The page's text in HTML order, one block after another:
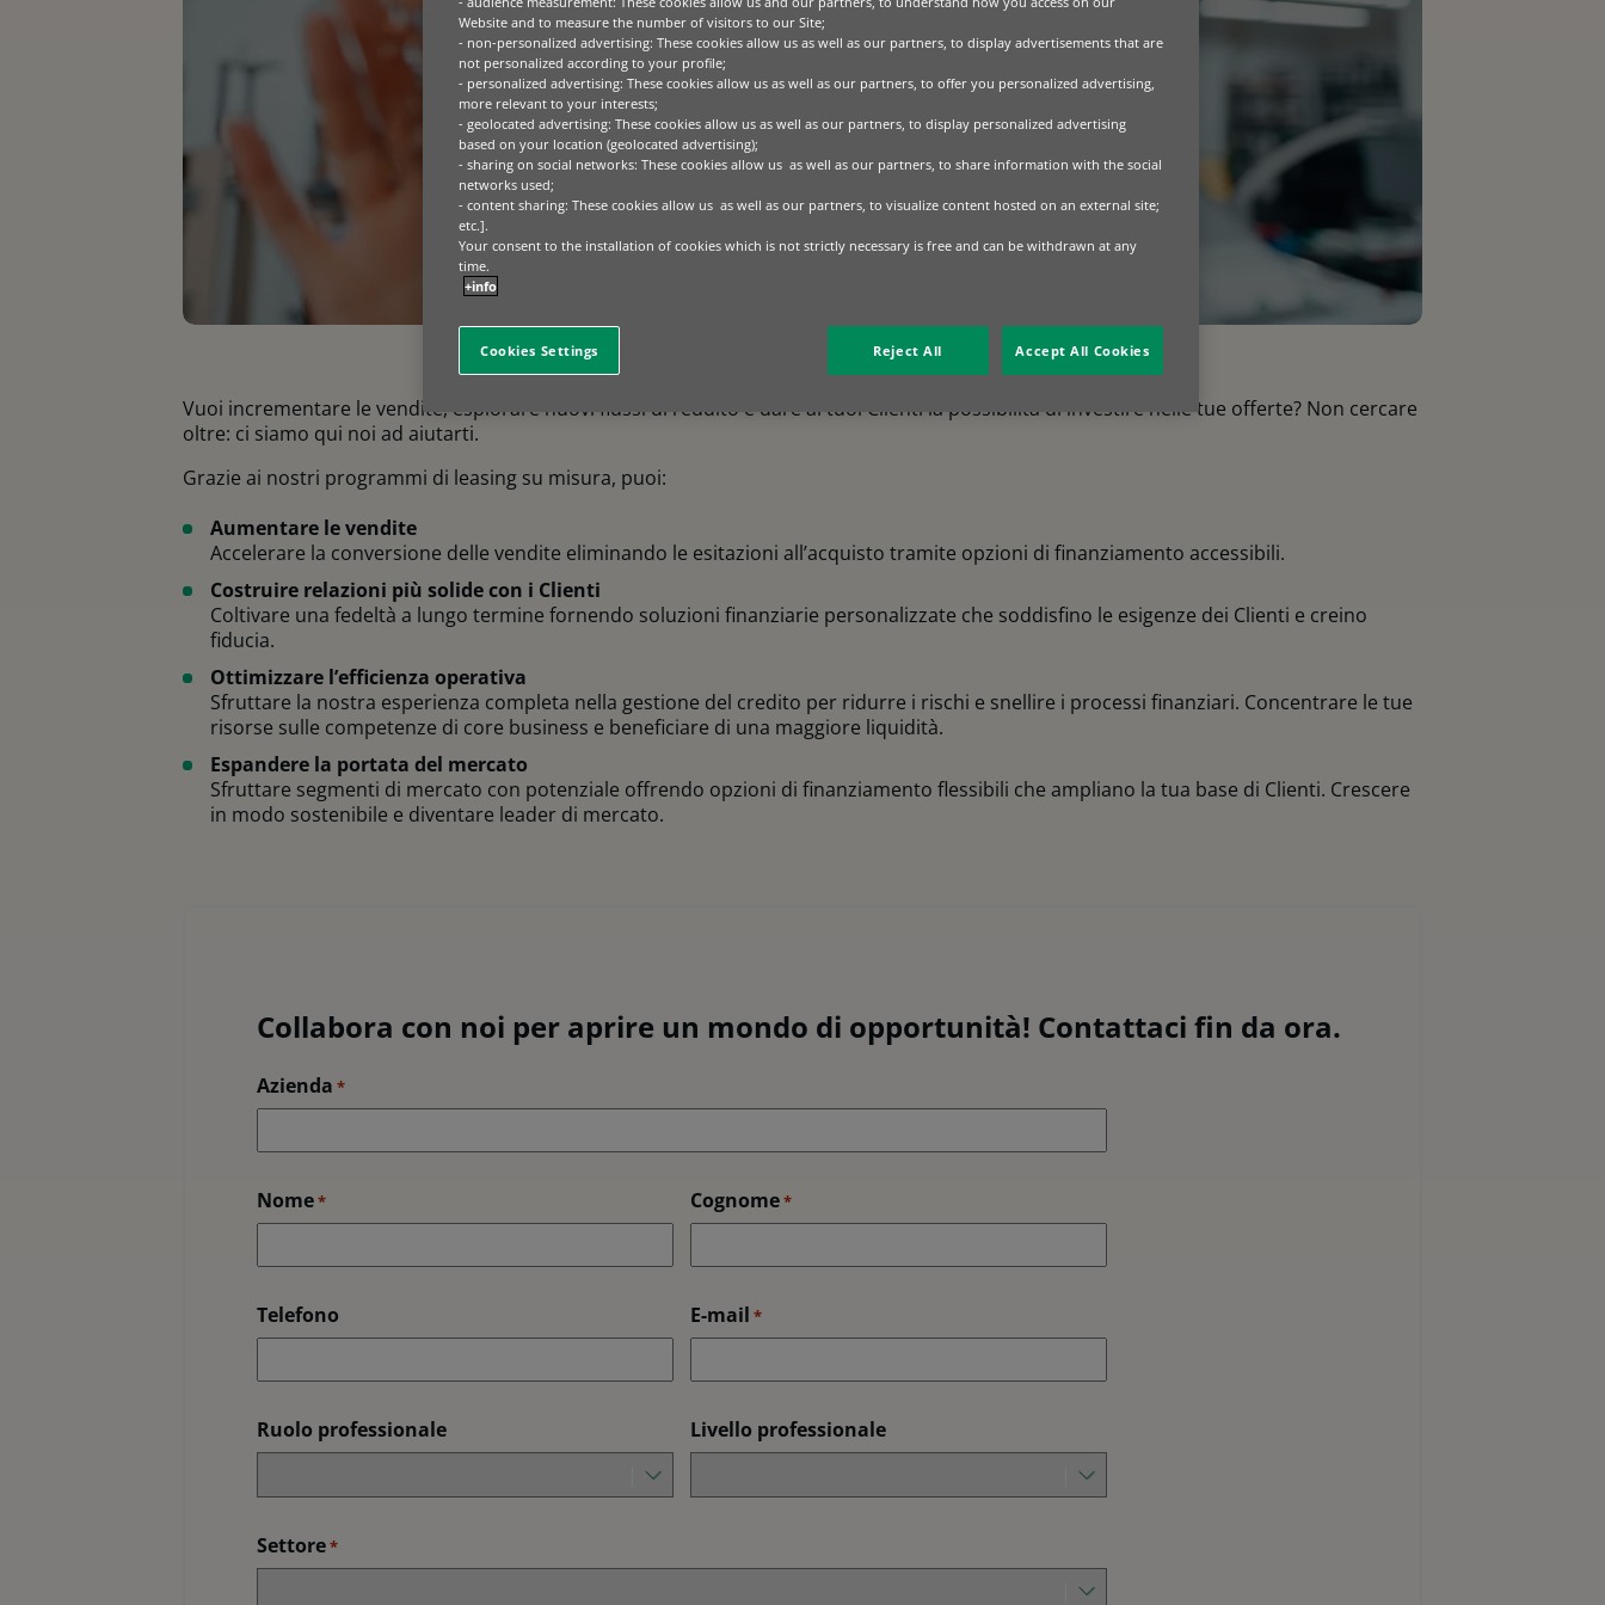
Vuoi incrementare le vendite, esplorare nuovi flussi di reddito e dare ai tuoi Clienti la possibilità di investire nelle tue offerte? Non cercare
oltre: ci siamo qui noi ad aiutarti.
Grazie ai nostri programmi di leasing su misura, puoi:
Aumentare le vendite
Accelerare la conversione delle vendite eliminando le esitazioni all’acquisto tramite opzioni di finanziamento accessibili.
Costruire relazioni più solide con i Clienti
Coltivare una fedeltà a lungo termine fornendo soluzioni finanziarie personalizzate che soddisfino le esigenze dei Clienti e creino
fiducia.
Ottimizzare l’efficienza operativa
Sfruttare la nostra esperienza completa nella gestione del credito per ridurre i rischi e snellire i processi finanziari. Concentrare le tue
risorse sulle competenze di core business e beneficiare di una maggiore liquidità.
Espandere la portata del mercato
Sfruttare segmenti di mercato con potenziale offrendo opzioni di finanziamento flessibili che ampliano la tua base di Clienti. Crescere
in modo sostenibile e diventare leader di mercato.
Collabora con noi per aprire un mondo di opportunità! Contattaci fin da ora.
Azienda *
Nome* Cognome*
Telefono E-mail *
Ruolo professionale Livello professionale
Settore*
Website and to measure the number of visitors to our Site;
- non-personalized advertising: These cookies allow us as well as our partners, to display advertisements that are
not personalized according to your profile;
- personalized advertising: These cookies allow us as well as our partners, to offer you personalized advertising,
more relevant to your interests;
- geolocated advertising: These cookies allow us as well as our partners, to display personalized advertising
based on your location (geolocated advertising);
- sharing on social networks: These cookies allow us as well as our partners, to share information with the social
networks used;
- content sharing: These cookies allow us as well as our partners, to visualize content hosted on an external site;
etc.].
Your consent to the installation of cookies which is not strictly necessary is free and can be withdrawn at any
time.
+info
Cookies Settings Reject All Accept All Cookies